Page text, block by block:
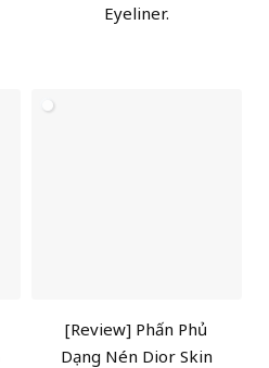
Eyeliner.
[Review] Phấn Phủ
Dạng Nén Dior Skin